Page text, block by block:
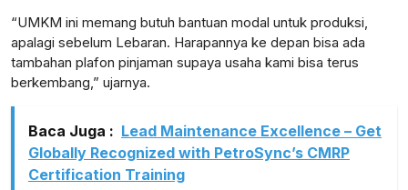
“UMKM ini memang butuh bantuan modal untuk produksi,
apalagi sebelum Lebaran. Harapannya ke depan bisa ada
tambahan plafon pinjaman supaya usaha kami bisa terus
berkembang,” ujarnya.
Baca Juga : Lead Maintenance Excellence – Get
Globally Recognized with PetroSync’s CMRP
Certification Training